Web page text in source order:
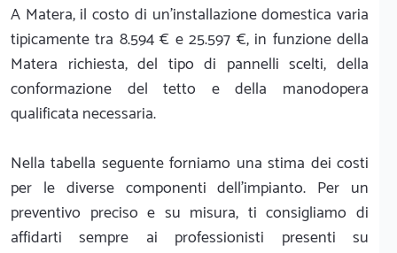
A Matera, il costo di un'installazione domestica varia
tipicamente tra 8.594 € e 25.597 €, in funzione della
Matera richiesta, del tipo di pannelli scelti, della
conformazione del tetto e della manodopera
qualificata necessaria.
Nella tabella seguente forniamo una stima dei costi
per le diverse componenti dell'impianto. Per un
preventivo preciso e su misura, ti consigliamo di
affidarti sempre ai professionisti presenti su